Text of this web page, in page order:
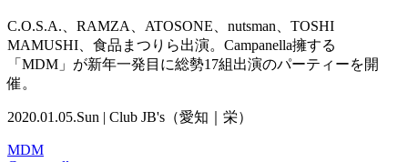
C.O.S.A.、RAMZA、ATOSONE、nutsman、TOSHI
MAMUSHI、食品まつりら出演。Campanella擁する
「MDM」が新年一発目に総勢17組出演のパーティーを開
催。
2020.01.05.Sun | Club JB's（愛知｜栄）
MDM